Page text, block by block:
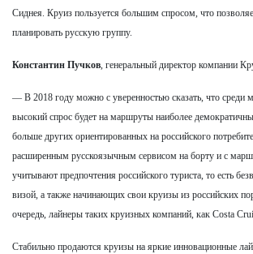
Сиднея. Круиз пользуется большим спросом, что
планировать русскую группу.
Константин Пучков , генеральный директор компании
— В 2018 году можно с уверенностью сказать, что среди
высокий спрос будет на маршруты наиболее
больше других ориентированных на российского
расширенным русскоязычным сервисом на борту и с
учитывают предпочтения российского туриста, то есть
визой, а также начинающих свои круизы из российских
очередь, лайнеры таких круизных компаний, как Costa
Стабильно продаются круизы на яркие инновационные